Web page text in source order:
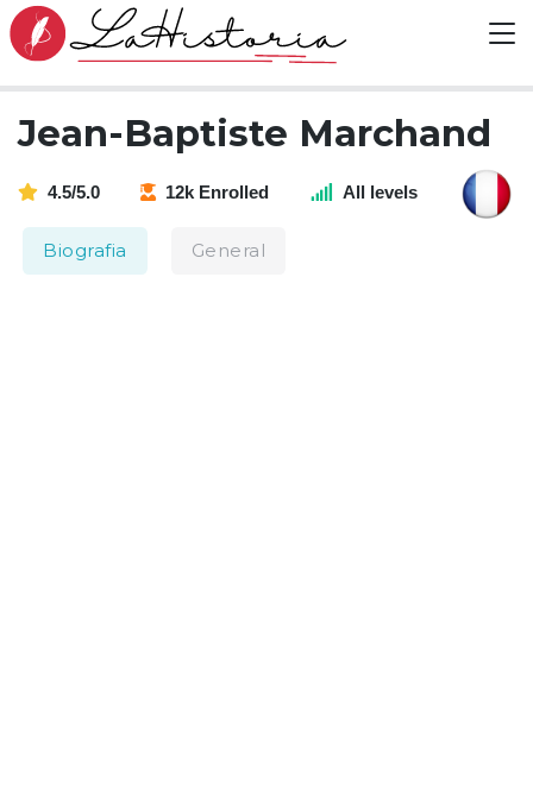
Jean-Baptiste Marchand
4.5/5.0 12k Enrolled All levels
Biografia General